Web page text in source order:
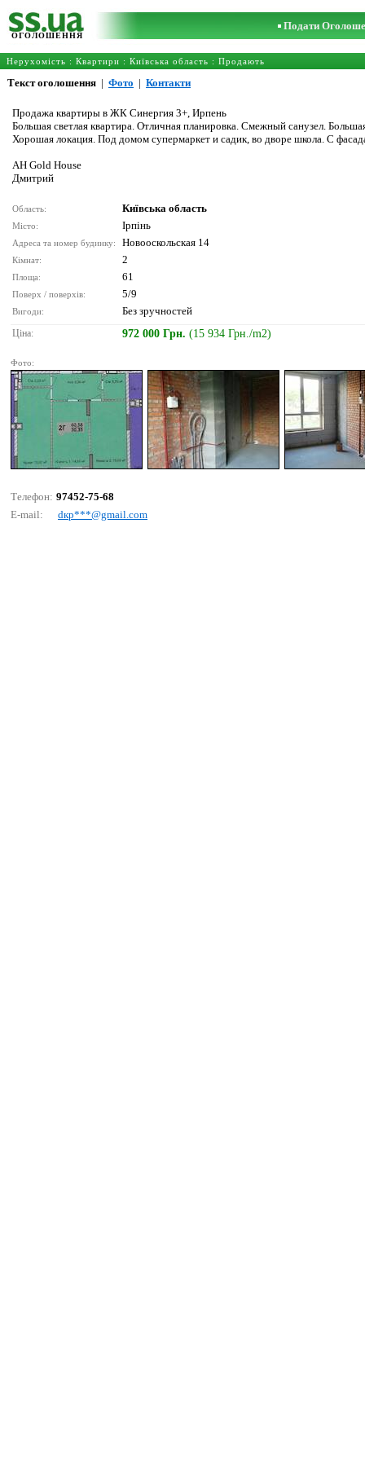
ОГОЛОШЕННЯ
Подати
Нерухомість : Квартири : Київська область : Продають
Текст оголошення | Фото | Контакти
Продажа квартиры в ЖК Синергия 3+, Ирпень
Большая светлая квартира. Отличная планировка. Смежный санузел.
Хорошая локация. Под домом супермаркет и садик, во дворе школа. С
АН Gold House
Дмитрий
Область: Київська область
Місто: Ірпінь
Адреса та номер будинку: Новооскольская 14
Кімнат: 2
Площа: 61
Поверх / поверхів: 5/9
Вигоди: Без зручностей
Ціна: 972 000 Грн. (15 934 Грн./m2)
Фото:
Телефон: 97452-75-68
E-mail:
dкр***@gmаil.соm